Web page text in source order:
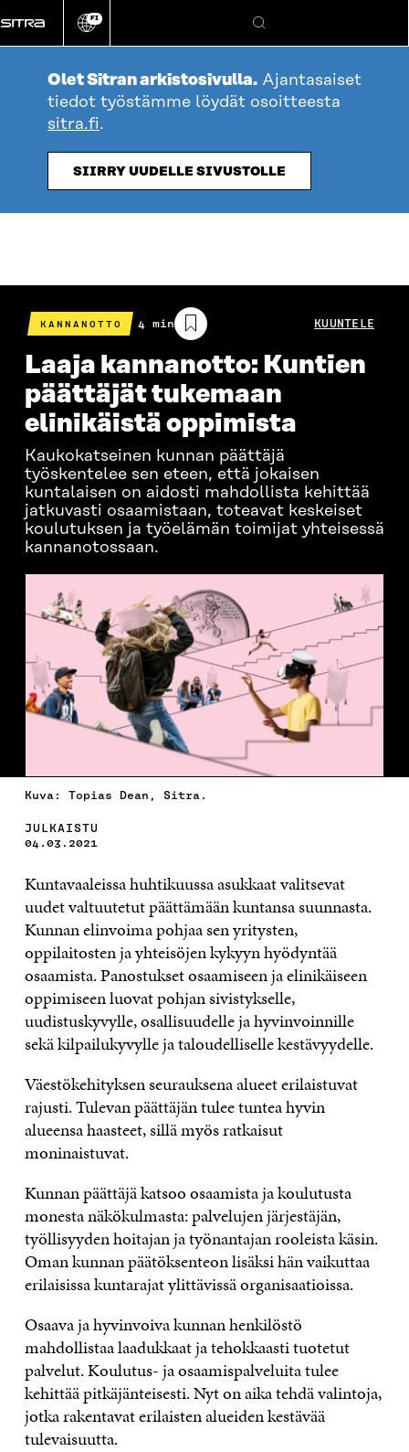
suoraan
sisältöön
Vaihda
kieli
FI
Hae
Olet Sitran arkistosivulla. Ajantasaiset
tiedot työstämme löydät osoitteesta
sitra.fi.
SIIRRY UUDELLE SIVUSTOLLE
KANNANOTTO
Arvioitu
lukuaika
4 min KUUNTELE
Laaja kannanotto: Kuntien
päättäjät tukemaan
elinikäistä oppimista
Kaukokatseinen kunnan päättäjä
työskentelee sen eteen, että jokaisen
kuntalaisen on aidosti mahdollista kehittää
jatkuvasti osaamistaan, toteavat keskeiset
koulutuksen ja työelämän toimijat yhteisessä
kannanotossaan.
Kuva: Topias Dean, Sitra.
JULKAISTU
04.03.2021
Kuntavaaleissa huhtikuussa asukkaat valitsevat
uudet valtuutetut päättämään kuntansa suunnasta.
Kunnan elinvoima pohjaa sen yritysten,
oppilaitosten ja yhteisöjen kykyyn hyödyntää
osaamista. Panostukset osaamiseen ja elinikäiseen
oppimiseen luovat pohjan sivistykselle,
uudistuskyvylle, osallisuudelle ja hyvinvoinnille
sekä kilpailukyvylle ja taloudelliselle kestävyydelle.
Väestökehityksen seurauksena alueet erilaistuvat
rajusti. Tulevan päättäjän tulee tuntea hyvin
alueensa haasteet, sillä myös ratkaisut
moninaistuvat.
Kunnan päättäjä katsoo osaamista ja koulutusta
monesta näkökulmasta: palvelujen järjestäjän,
työllisyyden hoitajan ja työnantajan rooleista käsin.
Oman kunnan päätöksenteon lisäksi hän vaikuttaa
erilaisissa kuntarajat ylittävissä organisaatioissa.
Osaava ja hyvinvoiva kunnan henkilöstö
mahdollistaa laadukkaat ja tehokkaasti tuotetut
palvelut. Koulutus- ja osaamispalveluita tulee
kehittää pitkäjänteisesti. Nyt on aika tehdä valintoja,
jotka rakentavat erilaisten alueiden kestävää
tulevaisuutta.